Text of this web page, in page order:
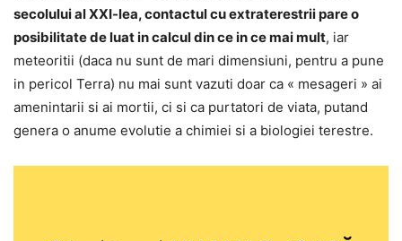
secolului al XXI-lea, contactul cu extraterestrii pare o
posibilitate de luat in calcul din ce in ce mai mult, iar
meteoritii (daca nu sunt de mari dimensiuni, pentru a pune
in pericol Terra) nu mai sunt vazuti doar ca « mesageri » ai
amenintarii si ai mortii, ci si ca purtatori de viata, putand
genera o anume evolutie a chimiei si a biologiei terestre.